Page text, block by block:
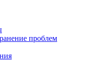
проблем